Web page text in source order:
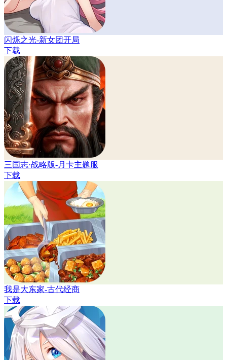
闪烁之光-新女团开局
下载
三国志·战略版-月卡主题服
下载
我是大东家-古代经商
下载